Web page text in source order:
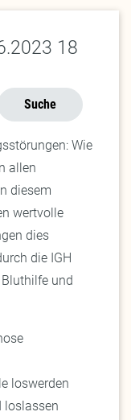
18
Suche
Wie
allen
diesem
wertvolle
dies
die IGH
und
loswerden
loslassen